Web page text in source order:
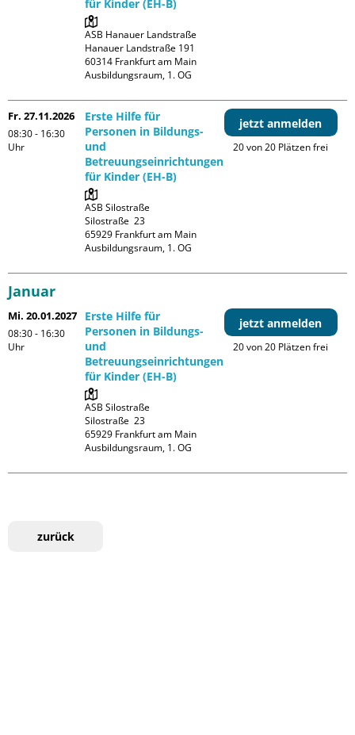
für Kinder (EH-B)
ASB Hanauer Landstraße
Hanauer Landstraße 191
60314 Frankfurt am Main
Ausbildungsraum, 1. OG
Fr. 27.11.2026
08:30 - 16:30
Uhr
Erste Hilfe für
Personen in Bildungs-
und
Betreuungseinrichtungen
für Kinder (EH-B)
ASB Silostraße
Silostraße  23
65929 Frankfurt am Main
Ausbildungsraum, 1. OG
jetzt anmelden
20 von 20 Plätzen frei
Januar
Mi. 20.01.2027
08:30 - 16:30
Uhr
Erste Hilfe für
Personen in Bildungs-
und
Betreuungseinrichtungen
für Kinder (EH-B)
ASB Silostraße
Silostraße  23
65929 Frankfurt am Main
Ausbildungsraum, 1. OG
jetzt anmelden
20 von 20 Plätzen frei
zurück